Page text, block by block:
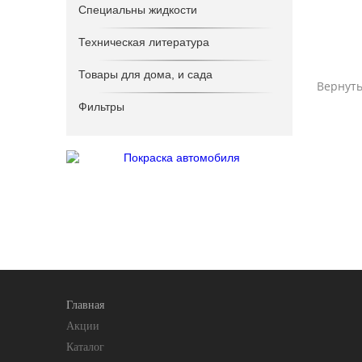
Специальны жидкости
Техническая литература
Товары для дома, и сада
Фильтры
Главная
Акции
Каталог